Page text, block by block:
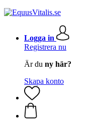
Logga in
Registrera nu
Är du ny här?
Skapa konto